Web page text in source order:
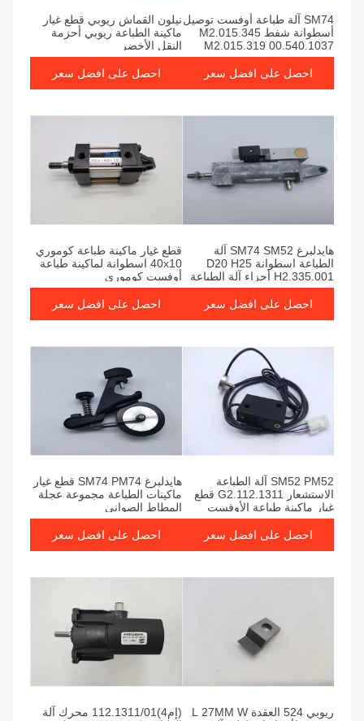
SM74 آلة طباعة أوفست توصيل
أسطوانة شفط M2.015.345
M2.015.319 00.540.1037
C3.015.454
احصل على افضل سعر
نيلون القماش ريوبي قطع غيار
ماكينة الطباعة ريوبي أحزمة
النقل الأخضر
احصل على افضل سعر
هايدلبرغ SM74 SM52 آلة
الطباعة اسطوانة D20 H25
H2.335.001 أجزاء آلة الطباعة
احصل على افضل سعر
قطع غيار ماكينة طباعة كوموري
40x10 اسطوانة لماكينة طباعة
أوفست كوموري
احصل على افضل سعر
SM52 PM52 آلة الطباعة
الاستشعار G2.112.1311 قطع
غيار ماكينة طباعة الأوفست
احصل على افضل سعر
هايدلبرغ SM74 PM74 قطع غيار
ماكينات الطباعة مجموعة عجلة
المطاط الصوانى
احصل على افضل سعر
ريوبي 524 العقدة L 27MM W
(إم4)112.1311/01 محرك آلة